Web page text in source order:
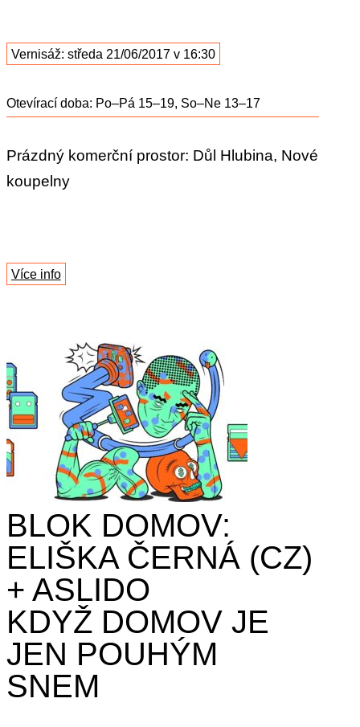
Vernisáž: středa 21/06/2017 v 16:30
Otevírací doba: Po–Pá 15–19, So–Ne 13–17
Prázdný komerční prostor: Důl Hlubina, Nové
koupelny
Více info
BLOK DOMOV:
ELIŠKA ČERNÁ (CZ)
+ ASLIDO
KDYŽ DOMOV JE
JEN POUHÝM
SNEM